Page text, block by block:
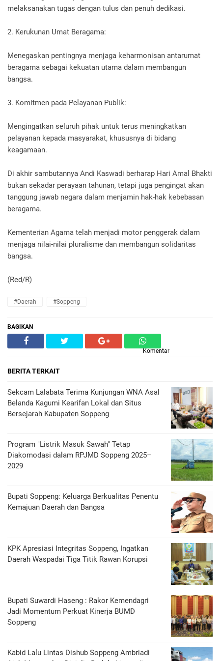
melaksanakan tugas dengan tulus dan penuh dedikasi.
2. Kerukunan Umat Beragama:
Menegaskan pentingnya menjaga keharmonisan antarumat
beragama sebagai kekuatan utama dalam membangun
bangsa.
3. Komitmen pada Pelayanan Publik:
Mengingatkan seluruh pihak untuk terus meningkatkan
pelayanan kepada masyarakat, khususnya di bidang
keagamaan.
Di akhir sambutannya Andi Kaswadi berharap Hari Amal Bhakti
bukan sekadar perayaan tahunan, tetapi juga pengingat akan
tanggung jawab negara dalam menjamin hak-hak kebebasan
beragama.
Kementerian Agama telah menjadi motor penggerak dalam
menjaga nilai-nilai pluralisme dan membangun solidaritas
bangsa.
(Red/R)
#Daerah #Soppeng
BAGIKAN
Komentar
BERITA TERKAIT
Sekcam Lalabata Terima Kunjungan WNA Asal
Belanda Kagumi Kearifan Lokal dan Situs
Bersejarah Kabupaten Soppeng
Program "Listrik Masuk Sawah" Tetap
Diakomodasi dalam RPJMD Soppeng 2025–
2029
Bupati Soppeng: Keluarga Berkualitas Penentu
Kemajuan Daerah dan Bangsa
KPK Apresiasi Integritas Soppeng, Ingatkan
Daerah Waspadai Tiga Titik Rawan Korupsi
Bupati Suwardi Haseng : Rakor Kemendagri
Jadi Momentum Perkuat Kinerja BUMD
Soppeng
Kabid Lalu Lintas Dishub Soppeng Ambriadi